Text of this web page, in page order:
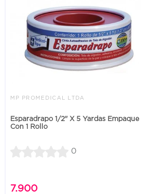
MP PROMEDICAL LTDA
Esparadrapo 1/2" X 5 Yardas Empaque
Con 1 Rollo
0
7.900